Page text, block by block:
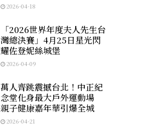
2026-04-18
「2026世界年度夫人先生台
灣總決賽」4月25日星光閃
耀佐登妮絲城堡
2026-04-09
萬人齊跳震撼台北！中正紀
念堂化身最大戶外運動場
親子健康嘉年華引爆全城
2026-04-21